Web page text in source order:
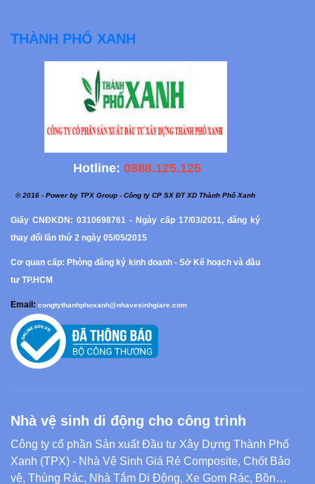
Nhà vệ sinh di động cho công trình
Công ty cổ phần Sản xuất Đầu tư Xây Dựng Thành Phố
Xanh (TPX) - Nhà Vệ Sinh Giá Rẻ Composite, Chốt Bảo
vệ, Thùng Rác, Nhà Tắm Di Động, Xe Gom Rác, Bồn
THÀNH PHỐ XANH
Hotline: 0888.125.125
© 2016 - Power by TPX Group - Công ty CP SX ĐT XD Thành Phố Xanh
Giấy CNĐKDN: 0310698761 - Ngày cấp 17/03/2011, đăng ký
thay đổi lần thứ 2 ngày 05/05/2015
Cơ quan cấp: Phòng đăng ký kinh doanh - Sở Kế hoạch và đầu
tư TP.HCM
Email: congtythanhphoxanh@nhavesinhgiare.com